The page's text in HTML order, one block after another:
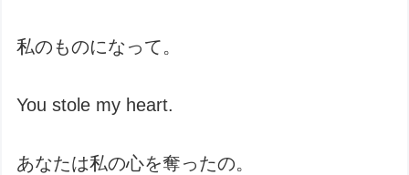
私のものになって。
You stole my heart.
あなたは私の心を奪ったの。